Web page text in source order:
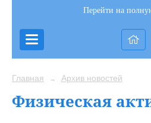
Перейти на
Главная → Архив новостей
Физическая